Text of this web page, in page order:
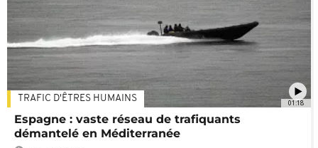
01:18
TRAFIC D'ÊTRES HUMAINS
Espagne : vaste réseau de trafiquants
démantelé en Méditerranée